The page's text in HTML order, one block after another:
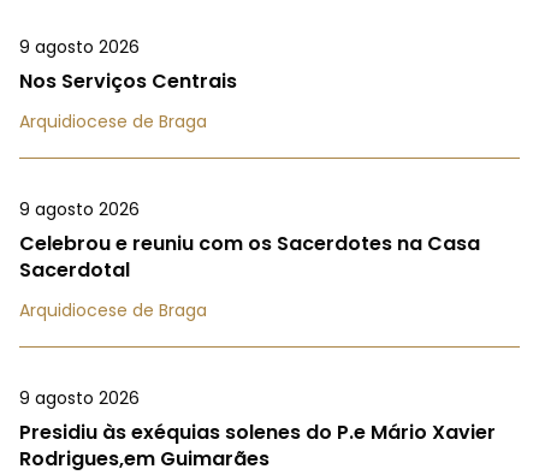
9 agosto 2026
Nos Serviços Centrais
Arquidiocese de Braga
9 agosto 2026
Celebrou e reuniu com os Sacerdotes na Casa
Sacerdotal
Arquidiocese de Braga
9 agosto 2026
Presidiu às exéquias solenes do P.e Mário Xavier
Rodrigues,em Guimarães